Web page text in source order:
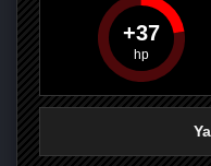
PAYLAŞPAYLAŞ
37